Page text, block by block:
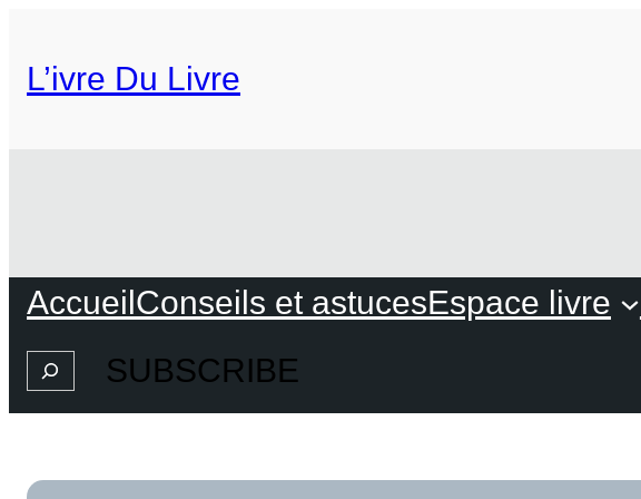
L’ivre Du Livre
AccueilConseils et astucesEspace livre
SearchSUBSCRIBE